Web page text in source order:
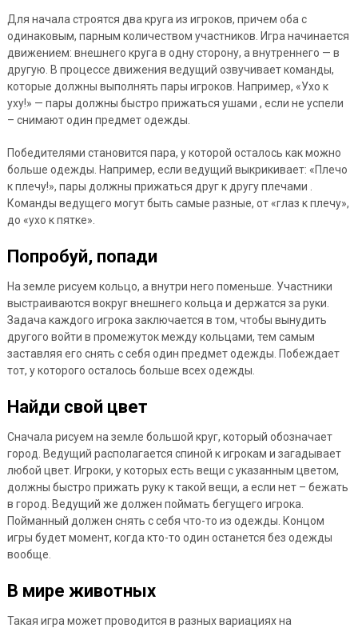
Для начала строятся два круга из игроков, причем оба с
одинаковым, парным количеством участников. Игра начинается
движением: внешнего круга в одну сторону, а внутреннего — в
другую. В процессе движения ведущий озвучивает команды,
которые должны выполнять пары игроков. Например, «Ухо к
уху!» — пары должны быстро прижаться ушами , если не успели
– снимают один предмет одежды.
Победителями становится пара, у которой осталось как можно
больше одежды. Например, если ведущий выкрикивает: «Плечо
к плечу!», пары должны прижаться друг к другу плечами .
Команды ведущего могут быть самые разные, от «глаз к плечу»,
до «ухо к пятке».
Попробуй, попади
На земле рисуем кольцо, а внутри него поменьше. Участники
выстраиваются вокруг внешнего кольца и держатся за руки.
Задача каждого игрока заключается в том, чтобы вынудить
другого войти в промежуток между кольцами, тем самым
заставляя его снять с себя один предмет одежды. Побеждает
тот, у которого осталось больше всех одежды.
Найди свой цвет
Сначала рисуем на земле большой круг, который обозначает
город. Ведущий располагается спиной к игрокам и загадывает
любой цвет. Игроки, у которых есть вещи с указанным цветом,
должны быстро прижать руку к такой вещи, а если нет – бежать
в город. Ведущий же должен поймать бегущего игрока.
Пойманный должен снять с себя что-то из одежды. Концом
игры будет момент, когда кто-то один останется без одежды
вообще.
В мире животных
Такая игра может проводится в разных вариациях на